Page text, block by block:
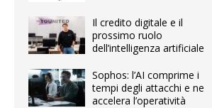
Il credito digitale e il
prossimo ruolo
dell’intelligenza artificiale
Sophos: l’AI comprime i
tempi degli attacchi e ne
accelera l’operatività